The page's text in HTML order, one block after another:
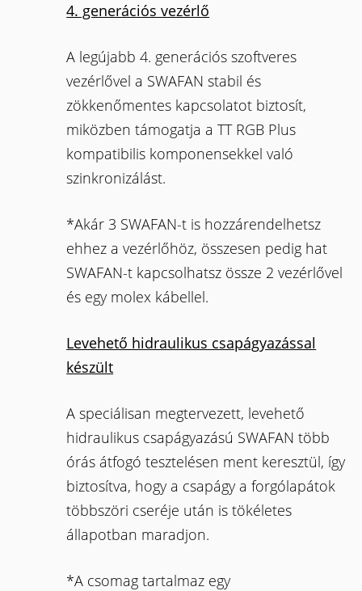
4. generációs vezérlő
A legújabb 4. generációs szoftveres
vezérlővel a SWAFAN stabil és
zökkenőmentes kapcsolatot biztosít,
miközben támogatja a TT RGB Plus
kompatibilis komponensekkel való
szinkronizálást.
*Akár 3 SWAFAN-t is hozzárendelhetsz
ehhez a vezérlőhöz, összesen pedig hat
SWAFAN-t kapcsolhatsz össze 2 vezérlővel
és egy molex kábellel.
Levehető hidraulikus csapágyazással
készült
A speciálisan megtervezett, levehető
hidraulikus csapágyazású SWAFAN több
órás átfogó tesztelésen ment keresztül, így
biztosítva, hogy a csapágy a forgólapátok
többszöri cseréje után is tökéletes
állapotban maradjon.
*A csomag tartalmaz egy